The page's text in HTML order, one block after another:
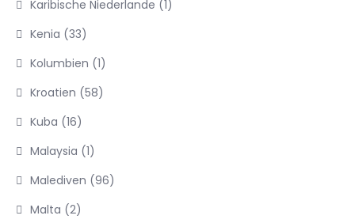
Karibische Niederlande (1)
Kenia (33)
Kolumbien (1)
Kroatien (58)
Kuba (16)
Malaysia (1)
Malediven (96)
Malta (2)